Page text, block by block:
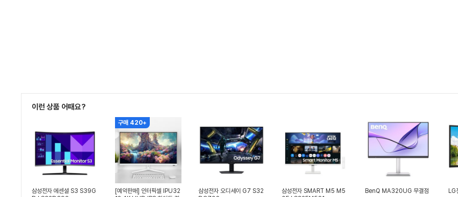
이런 상품 어때요?
삼성전자 에센셜 S3 S39G
구매 420+
[예약판매] 인터픽셀 IPU32
삼성전자 오디세이 G7 S32
삼성전자 SMART M5 M5
BenQ MA320UG 무결점